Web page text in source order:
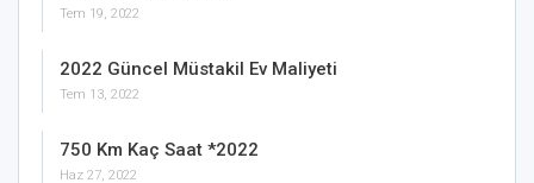
Tem 19, 2022
2022 Güncel Müstakil Ev Maliyeti
Tem 13, 2022
750 Km Kaç Saat *2022
Haz 27, 2022